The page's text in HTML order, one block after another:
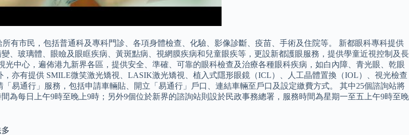
有市民，包括普通科及專科門診、各項身體檢查、化驗、影像診斷、疫苗、手術及住院等。 新都眼科專科提供
、玻璃體、眼瞼及眼眶疾病、黃斑點病、視網膜疾病和兒童眼疾等，更設新都護眼服務，提供學童近視控制及長
中心，遍佈港九新界各區，提供安全、準確、可靠的眼科檢查及治療各種眼科疾病，如白內障、青光眼、乾眼
亦有提供 SMILE微笑激光矯視、LASIK激光矯視、植入式隱形眼鏡（ICL）、人工晶體置換（IOL）、視光檢查
易通行」服務，包括申請車輛貼、開立「易通行」戶口、連結車輛至戶口及設定繳費方式。 其中25個諮詢站將
為每日上午9時至晚上9時；另外9個位於新界的諮詢站則設於民政事務總署，服務時間為星期一至五上午9時至晚